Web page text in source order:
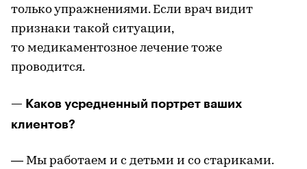
только упражнениями. Если врач видит
признаки такой ситуации,
то медикаментозное лечение тоже
проводится.
— Каков усредненный портрет ваших
клиентов?
— Мы работаем и с детьми и со стариками.